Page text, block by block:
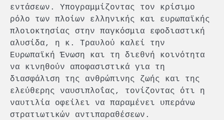
εντάσεων. Υπογραμμίζοντας τον κρίσιμο
ρόλο των πλοίων ελληνικής και ευρωπαϊκής
πλοιοκτησίας στην παγκόσμια εφοδιαστική
αλυσίδα, η κ. Τραυλού καλεί την
Ευρωπαϊκή Ένωση και τη διεθνή κοινότητα
να κινηθούν αποφασιστικά για τη
διασφάλιση της ανθρώπινης ζωής και της
ελεύθερης ναυσιπλοΐας, τονίζοντας ότι η
ναυτιλία οφείλει να παραμένει υπεράνω
στρατιωτικών αντιπαραθέσεων.